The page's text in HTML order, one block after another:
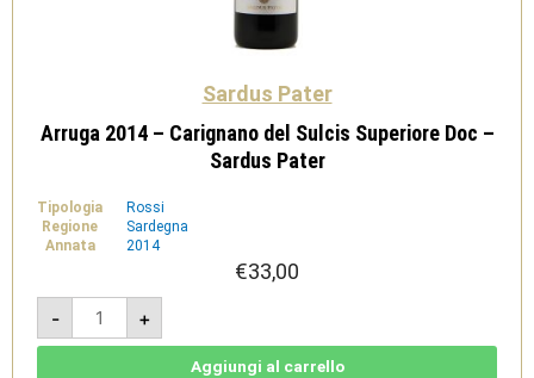
Sardus Pater
Arruga 2014 – Carignano del Sulcis Superiore Doc –
Sardus Pater
Tipologia
Rossi
Regione
Sardegna
Annata
2014
€33,00
-
Arruga
2014
-
Carignano
+
Aggiungi al carrello